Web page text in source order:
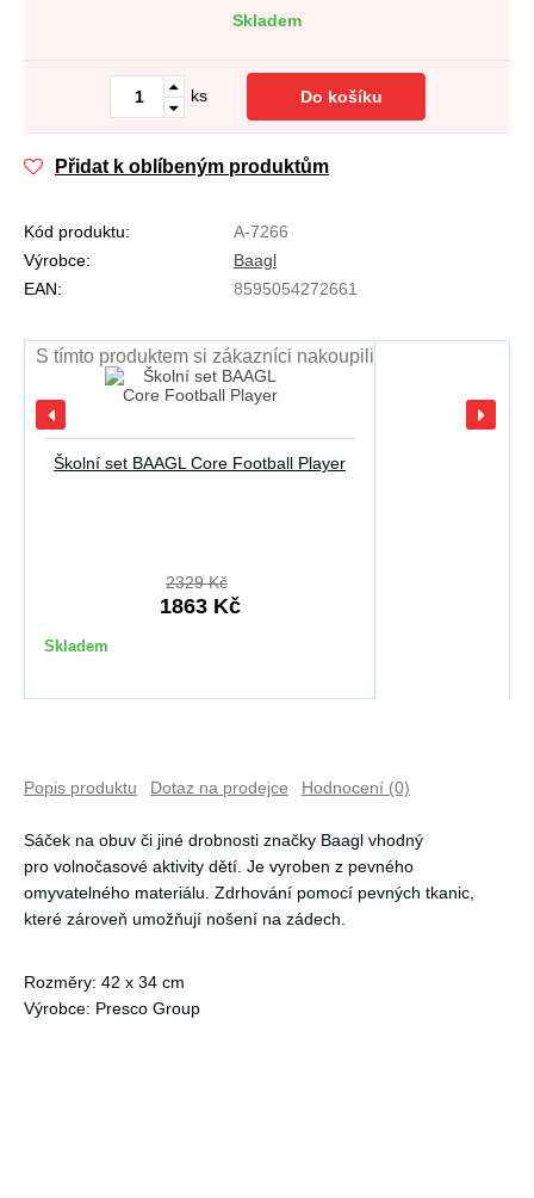
Skladem
ks Do košíku
Přidat k oblíbeným produktům
Kód produktu:
A-7266
Výrobce:
Baagl
EAN:
8595054272661
S tímto produktem si zákazníci nakoupili
Školní set BAAGL Core Football Player
2329 Kč
1863 Kč
Skladem
Popis produktu Dotaz na prodejce Hodnocení (0)
Sáček na obuv či jiné drobnosti značky Baagl vhodný
pro volnočasové aktivity dětí. Je vyroben z pevného
omyvatelného materiálu. Zdrhování pomocí pevných tkanic,
které zároveň umožňují nošení na zádech.
Rozměry: 42 x 34 cm
Výrobce: Presco Group